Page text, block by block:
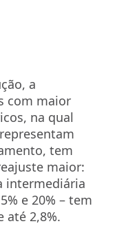
a
com maior
na qual
tem
maior:
intermediária
e 20% – tem
até 2,8%.